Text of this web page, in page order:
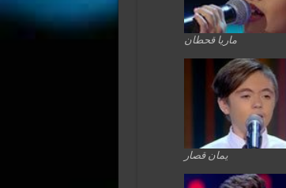
ماريا قحطان
يمان قصار